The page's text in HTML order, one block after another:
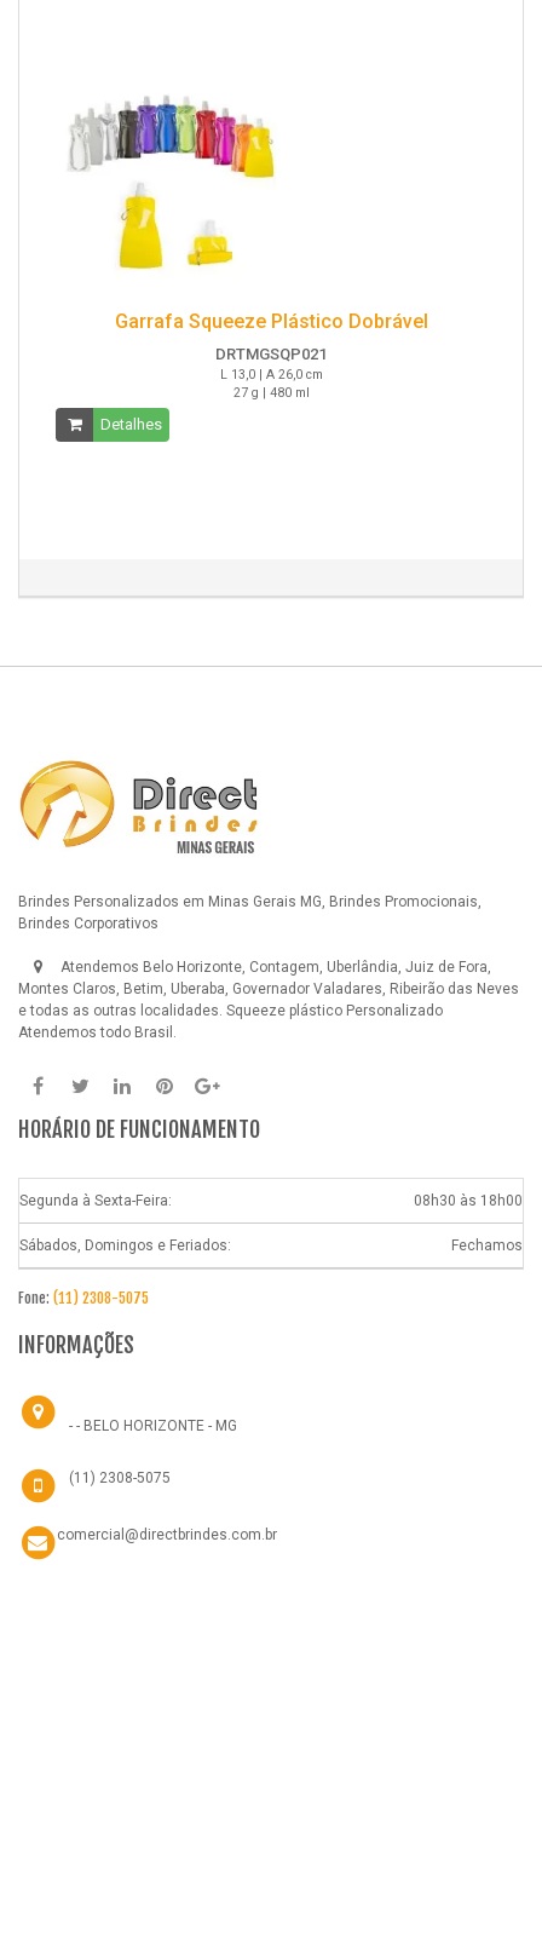
Garrafa Squeeze Plástico Dobrável
DRTMGSQP021
L 13,0 | A 26,0 cm
27 g | 480 ml
Detalhes
Brindes Personalizados em Minas Gerais MG, Brindes Promocionais,
Brindes Corporativos
Atendemos Belo Horizonte, Contagem, Uberlândia, Juiz de Fora,
Montes Claros, Betim, Uberaba, Governador Valadares, Ribeirão das Neves
e todas as outras localidades. Squeeze plástico Personalizado
Atendemos todo Brasil.
HORÁRIO DE FUNCIONAMENTO
Segunda à Sexta-Feira: 08h30 às 18h00
Sábados, Domingos e Feriados: Fechamos
Fone: (11) 2308-5075
INFORMAÇÕES
- - BELO HORIZONTE - MG
(11) 2308-5075
comercial@directbrindes.com.br